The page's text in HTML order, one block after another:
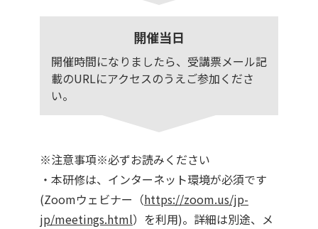
開催当日
開催時間になりましたら、受講票メール記
載のURLにアクセスのうえご参加くださ
い。
※注意事項※必ずお読みください
・本研修は、インターネット環境が必須です
(Zoomウェビナー（https://zoom.us/jp-
jp/meetings.html）を利用)。詳細は別途、メ